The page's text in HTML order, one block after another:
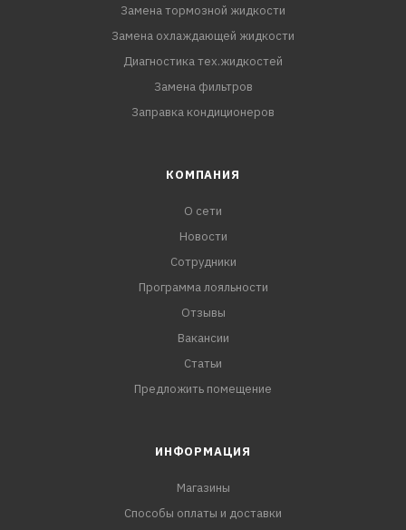
Замена тормозной жидкости
Замена охлаждающей жидкости
Диагностика тех.жидкостей
Замена фильтров
Заправка кондиционеров
КОМПАНИЯ
О сети
Новости
Сотрудники
Программа лояльности
Отзывы
Вакансии
Статьи
Предложить помещение
ИНФОРМАЦИЯ
Магазины
Способы оплаты и доставки